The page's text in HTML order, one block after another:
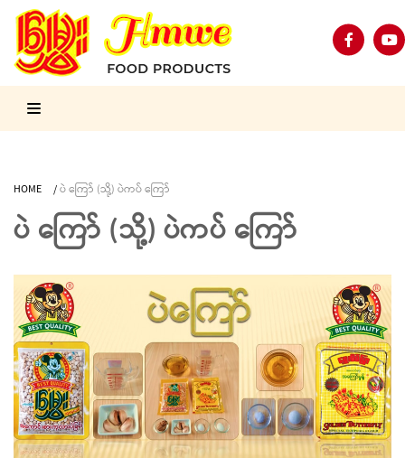
HOME /ပဲ ကြော် (သို့) ပဲကပ် ကြော်
ပဲ ကြော် (သို့) ပဲကပ် ကြော်